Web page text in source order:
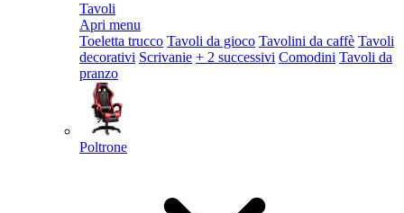
Tavoli
Apri menu
Toeletta trucco Tavoli da gioco Tavolini da caffè Tavoli
decorativi Scrivanie + 2 successivi Comodini Tavoli da
pranzo
Poltrone